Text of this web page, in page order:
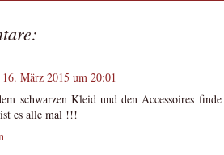
16. März 2015 um 20:01
schwarzen Kleid und den Accessoires
es alle mal !!!